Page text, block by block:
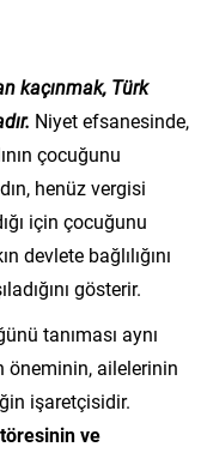
kaçınmak, Türk
Niyet efsanesinde,
çocuğunu
henüz vergisi
için çocuğunu
devlete bağlılığını
gösterir.
tanıması aynı
öneminin, ailelerinin
işaretçisidir.
ve